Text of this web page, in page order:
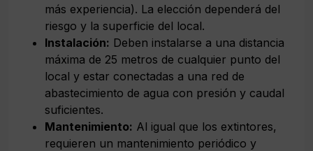
más experiencia). La elección dependerá del
riesgo y la superficie del local.
Instalación: Deben instalarse a una distancia
máxima de 25 metros de cualquier punto del
local y estar conectadas a una red de
abastecimiento de agua con presión y caudal
suficientes.
Mantenimiento: Al igual que los extintores,
requieren un mantenimiento periódico y